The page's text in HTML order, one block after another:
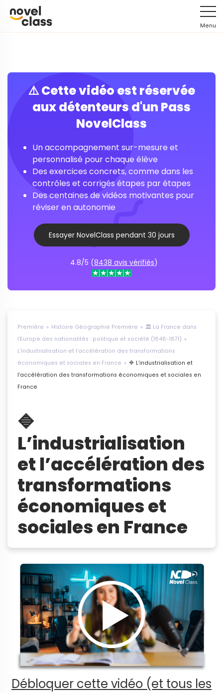
Menu
⚠️ Cette vidéo est réservée
aux détenteurs d'un Pass
NovelClass
Un accompagnement sur-mesure et
personnalisé pour chaque élève
Des exercices concrets, comme dans les
contrôles et corrigés étapes par étapes
Des centaines de vidéos motivantes pour
réviser en autonomie
Essayer NovelClass pendant 30 jours
4.8/5 (8438 avis vérifiés)
Première Histoire Géographie Première
🏛 La France dans
l’Europe des nationalités : politique et société (1848-1871)
L’industrialisation et l’accélération des transformations
économiques et sociales en France
🔷 L’industrialisation et
l’accélération des transformations économiques et sociales en
France
🔷
L’industrialisation
et l’accélération des
transformations
économiques et
sociales en France
Débloquer cette vidéo (et tous les